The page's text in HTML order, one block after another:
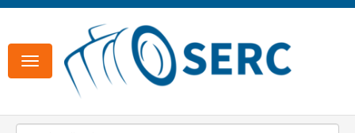
Toggle
navigation